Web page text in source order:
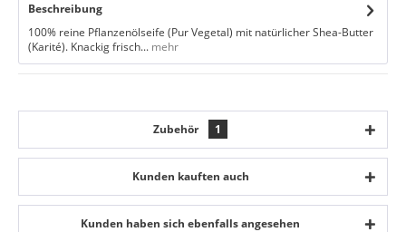
Beschreibung
100% reine Pflanzenölseife (Pur Vegetal) mit natürlicher Shea-Butter
(Karité). Knackig frisch... mehr
Zubehör 1
Kunden kauften auch
Kunden haben sich ebenfalls angesehen